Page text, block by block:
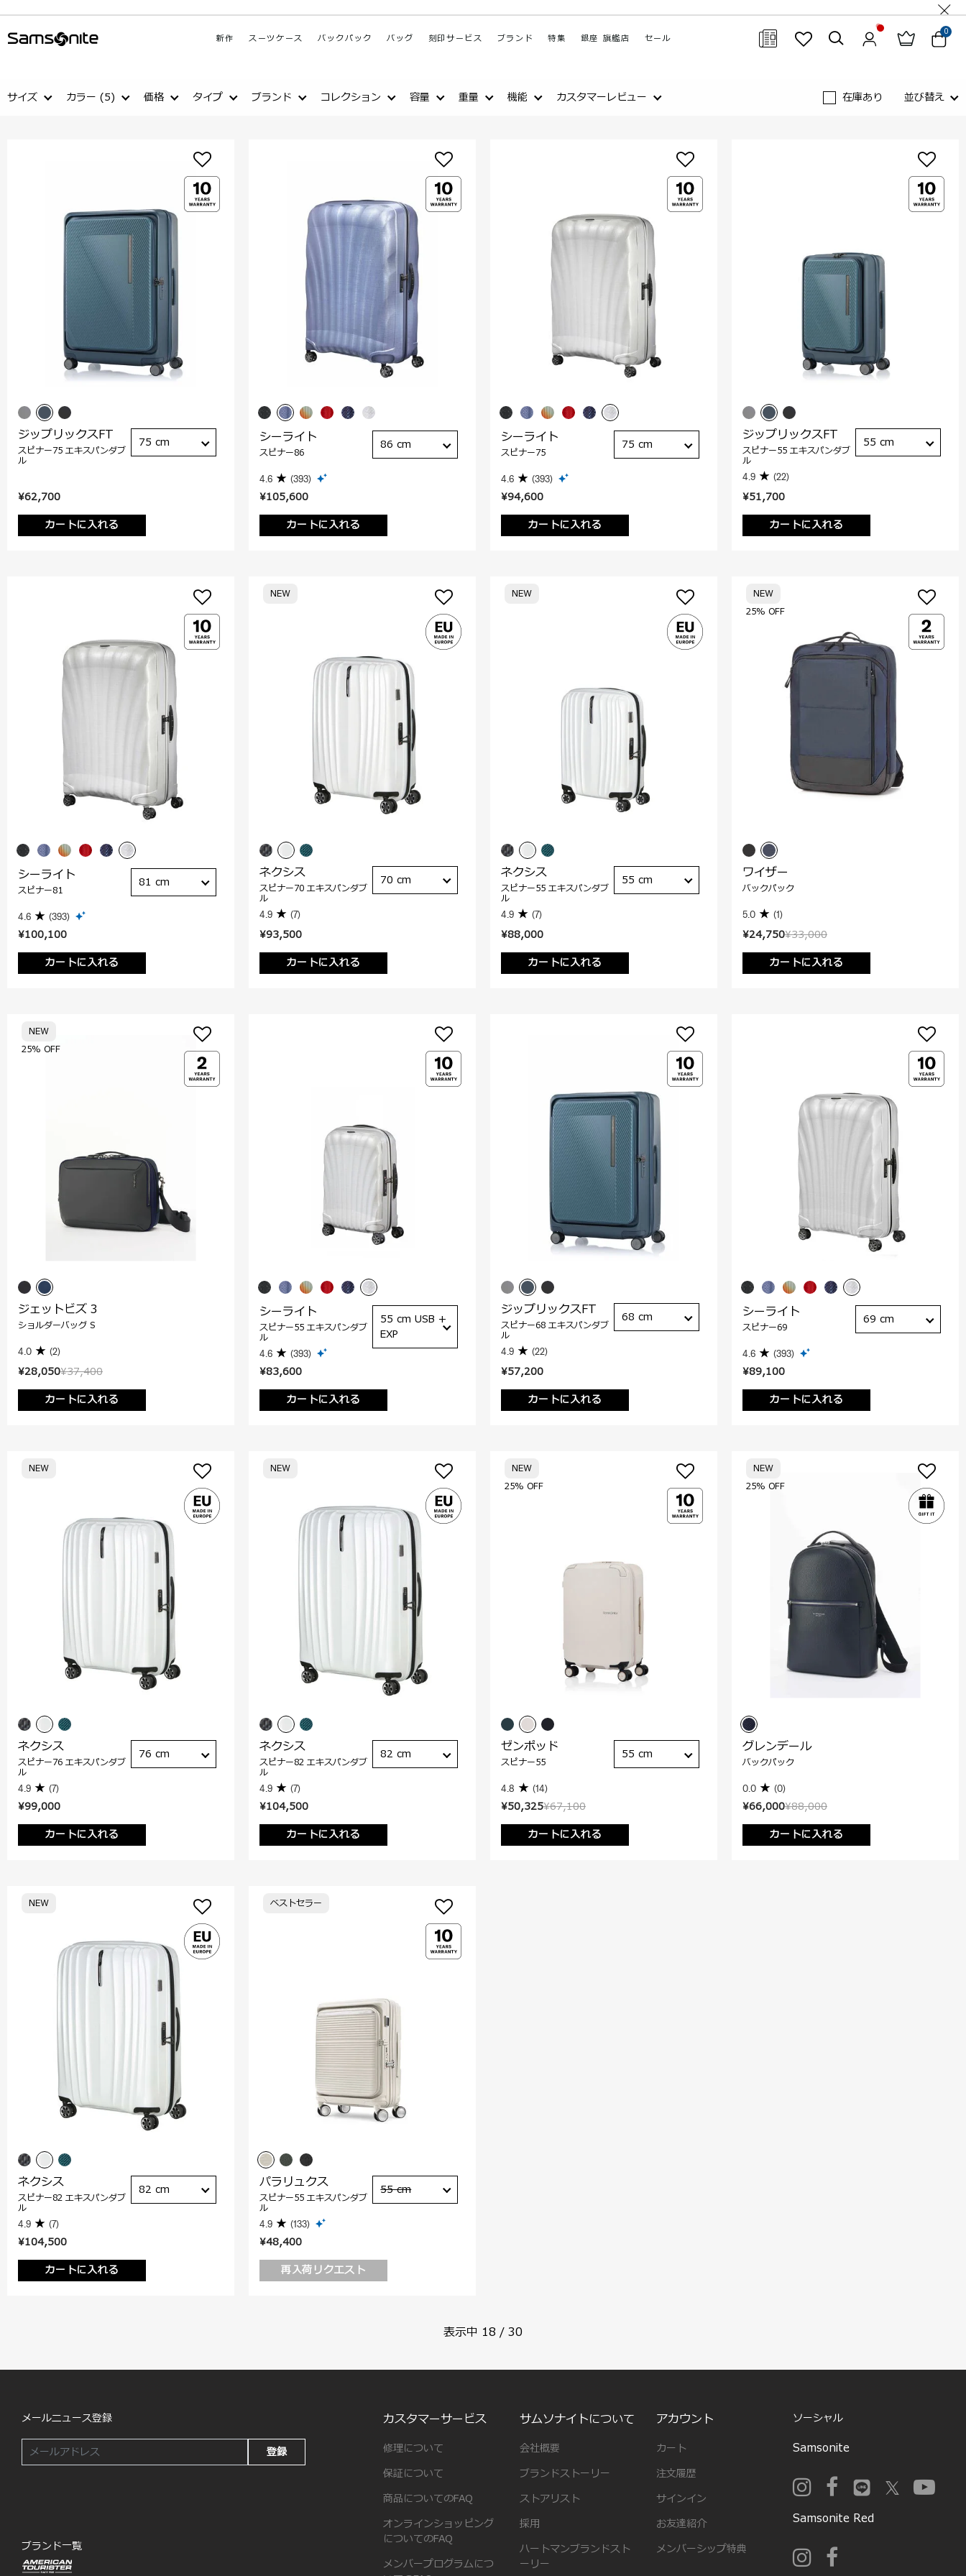
新作 スーツケース バックパック バッグ 刻印サービス ブランド 特集 銀座 旗艦店 セール
0
閉じる
サイズ カラー (5) 価格 タイプ ブランド コレクション 容量 重量 機能 カスタマーレビュー 在庫あり 並び替え
¥62,700
カートに入れる
ジップリックスFT
スピナー75 エキスパンダブ
ル
75 cm
¥105,600
カートに入れる
シーライト
スピナー86
4.6 (393)
86 cm
¥94,600
カートに入れる
シーライト
スピナー75
4.6 (393)
75 cm
¥51,700
カートに入れる
ジップリックスFT
スピナー55 エキスパンダブ
ル
4.9 (22)
55 cm
¥100,100
カートに入れる
シーライト
スピナー81
4.6 (393)
81 cm
¥93,500
カートに入れる
NEW
ネクシス
スピナー70 エキスパンダブ
ル
4.9 (7)
70 cm
¥88,000
カートに入れる
NEW
ネクシス
スピナー55 エキスパンダブ
ル
4.9 (7)
55 cm
¥33,000
¥24,750
カートに入れる
25% OFF
NEW
ワイザー
バックパック
5.0 (1)
¥37,400
¥28,050
カートに入れる
25% OFF
NEW
ジェットビズ 3
ショルダーバッグ S
4.0 (2)
¥83,600
カートに入れる
シーライト
スピナー55 エキスパンダブ
ル
4.6 (393)
55 cm USB +
EXP
¥57,200
カートに入れる
ジップリックスFT
スピナー68 エキスパンダブ
ル
4.9 (22)
68 cm
¥89,100
カートに入れる
シーライト
スピナー69
4.6 (393)
69 cm
¥99,000
カートに入れる
NEW
ネクシス
スピナー76 エキスパンダブ
ル
4.9 (7)
76 cm
¥104,500
カートに入れる
NEW
ネクシス
スピナー82 エキスパンダブ
ル
4.9 (7)
82 cm
¥67,100
¥50,325
カートに入れる
25% OFF
NEW
ゼンポッド
スピナー55
4.8 (14)
55 cm
¥88,000
¥66,000
カートに入れる
25% OFF
NEW
グレンデール
バックパック
0.0 (0)
¥104,500
カートに入れる
NEW
ネクシス
スピナー82 エキスパンダブ
ル
4.9 (7)
82 cm
¥48,400
再入荷リクエスト
ベストセラー
パラリュクス
スピナー55 エキスパンダブ
ル
4.9 (133)
55 cm
表示中 18 / 30
メールニュース登録
登録
ブランド一覧
カスタマーサービス
修理について
保証について
商品についてのFAQ
オンラインショッピング
についてのFAQ
メンバープログラムにつ
サムソナイトについて
会社概要
ブランドストーリー
ストアリスト
採用
ハートマンブランドスト
ーリー
アカウント
カート
注文履歴
サインイン
お友達紹介
メンバーシップ特典
ソーシャル
Samsonite
Samsonite Red